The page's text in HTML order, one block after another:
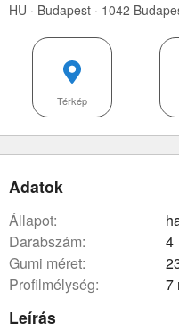
HU · Budapest · 1042
Térkép
Adatok
állapot:
darabszám:
4
gumi méret:
Profilmélység:
7
Leírás